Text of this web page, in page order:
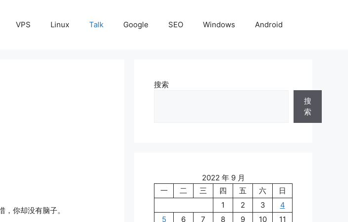
VPS Linux Talk Google SEO Windows Android
你却没有脑子。
搜索
搜
索
2022 年 9 月
一
二 三 四 五 六
日
1
2 3
4
5
6 7 8 9 10 11